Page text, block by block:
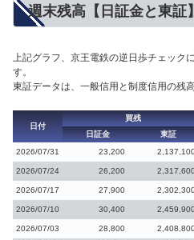
週末残高【日証金と東証
上記グラフ、京王電鉄の逆日歩チェック
す。
東証データは、一般信用と制度信用の残
日付
買残
日証金
東証
2026/07/31
23,200
2026/07/24 26,200
2026/07/17 27,900
2026/07/10 30,400
2026/07/03 28,800